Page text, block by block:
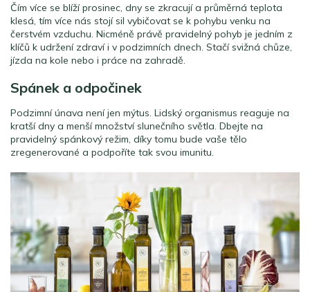
Čím více se blíží prosinec, dny se zkracují a průměrná teplota
klesá, tím více nás stojí sil vybičovat se k pohybu venku na
čerstvém vzduchu. Nicméně právě pravidelný pohyb je jedním z
klíčů k udržení zdraví i v podzimních dnech. Stačí svižná chůze,
jízda na kole nebo i práce na zahradě.
Spánek a odpočinek
Podzimní únava není jen mýtus. Lidský organismus reaguje na
kratší dny a menší množství slunečního světla. Dbejte na
pravidelný spánkový režim, díky tomu bude vaše tělo
zregenerované a podpoříte tak svou imunitu.